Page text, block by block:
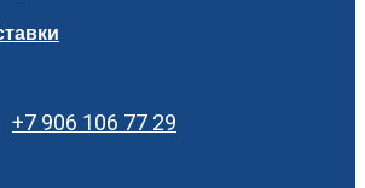
+7 906 106 77 29